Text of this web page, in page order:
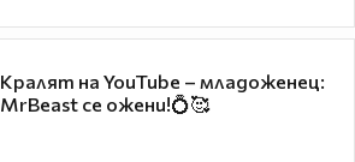
Кралят на YouTube – младоженец:
MrBeast се ожени!💍🥰